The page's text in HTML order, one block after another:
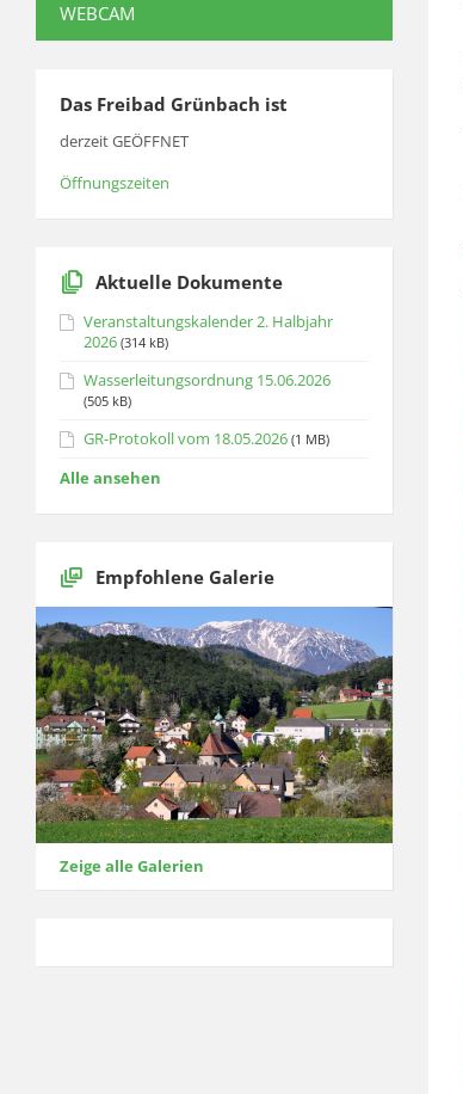
WEBCAM
Das Freibad Grünbach ist
derzeit GEÖFFNET
Öffnungszeiten
Aktuelle Dokumente
Veranstaltungskalender 2. Halbjahr
2026 (314 kB)
Wasserleitungsordnung 15.06.2026
(505 kB)
GR-Protokoll vom 18.05.2026 (1 MB)
Alle ansehen
Empfohlene Galerie
Zeige alle Galerien